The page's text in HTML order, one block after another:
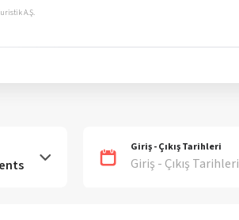
A.Ş.
Giriş - Çıkış Tarihleri
Giriş - Çıkış Tarihleri